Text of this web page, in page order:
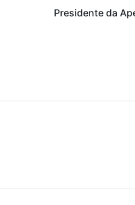
Presidente da